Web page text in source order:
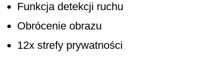
Funkcja detekcji ruchu
Obrócenie obrazu
12x strefy prywatności